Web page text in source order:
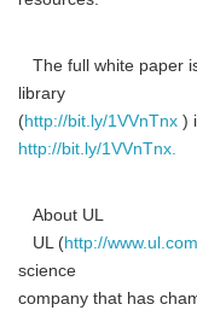
The full white paper
library
(http://bit.ly/1VVnTnx )
http://bit.ly/1VVnTnx.
About UL
UL (http://www.ul.com
science
company that has